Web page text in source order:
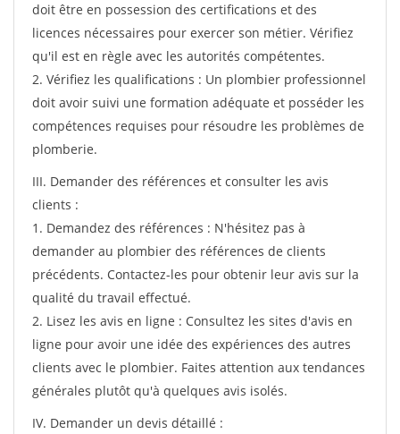
doit être en possession des certifications et des
licences nécessaires pour exercer son métier. Vérifiez
qu'il est en règle avec les autorités compétentes.
2. Vérifiez les qualifications : Un plombier professionnel
doit avoir suivi une formation adéquate et posséder les
compétences requises pour résoudre les problèmes de
plomberie.
III. Demander des références et consulter les avis
clients :
1. Demandez des références : N'hésitez pas à
demander au plombier des références de clients
précédents. Contactez-les pour obtenir leur avis sur la
qualité du travail effectué.
2. Lisez les avis en ligne : Consultez les sites d'avis en
ligne pour avoir une idée des expériences des autres
clients avec le plombier. Faites attention aux tendances
générales plutôt qu'à quelques avis isolés.
IV. Demander un devis détaillé :